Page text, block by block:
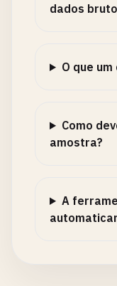
dados
O que
Como
amostra?
A